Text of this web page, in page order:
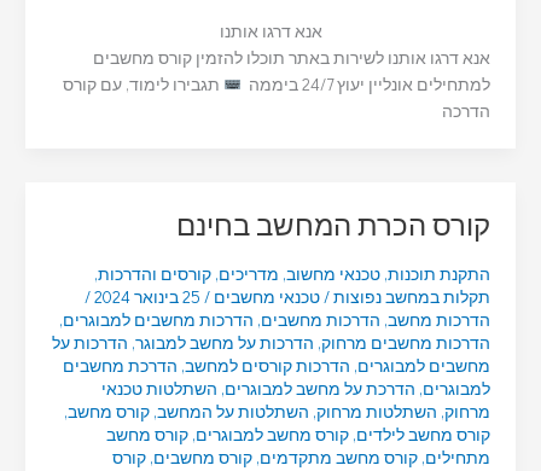
אנא דרגו אותנו
אנא דרגו אותנו לשירות באתר תוכלו להזמין קורס מחשבים
למתחילים אונליין יעוץ 24/7 ביממה
תגבירו לימוד, עם קורס
הדרכה
קורס הכרת המחשב בחינם
התקנת תוכנות, טכנאי מחשוב, מדריכים, קורסים והדרכות,
תקלות במחשב נפוצות/טכנאי מחשבים / 25 בינואר 2024
/
הדרכות מחשב, הדרכות מחשבים, הדרכות מחשבים למבוגרים,
הדרכות מחשבים מרחוק, הדרכות על מחשב למבוגר, הדרכות על
מחשבים למבוגרים, הדרכות קורסים למחשב, הדרכת מחשבים
למבוגרים, הדרכת על מחשב למבוגרים, השתלטות טכנאי
מרחוק, השתלטות מרחוק, השתלטות על המחשב, קורס מחשב,
קורס מחשב לילדים, קורס מחשב למבוגרים, קורס מחשב
מתחילים, קורס מחשב מתקדמים, קורס מחשבים, קורס